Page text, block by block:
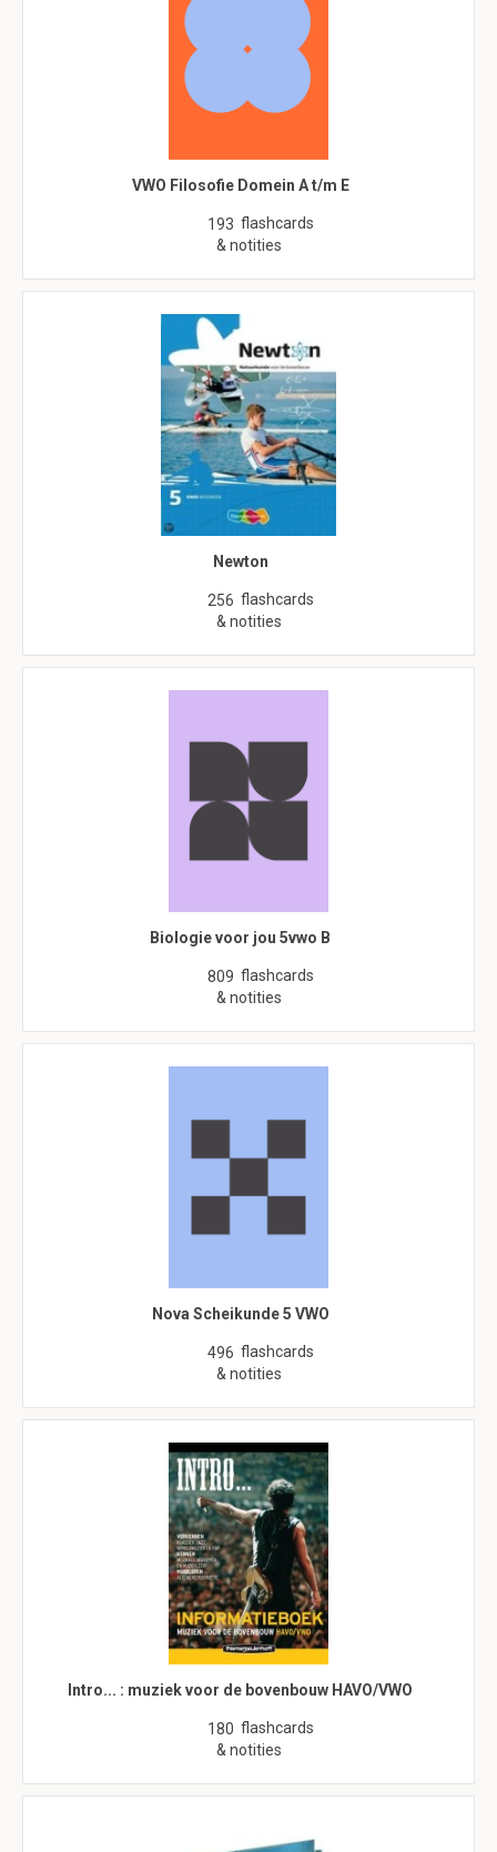
VWO Filosofie Domein A t/m E
193 flashcards
& notities
Newton
256 flashcards
& notities
Biologie voor jou 5vwo B
809 flashcards
& notities
Nova Scheikunde 5 VWO
496 flashcards
& notities
Intro... : muziek voor de bovenbouw HAVO/VWO
180 flashcards
& notities